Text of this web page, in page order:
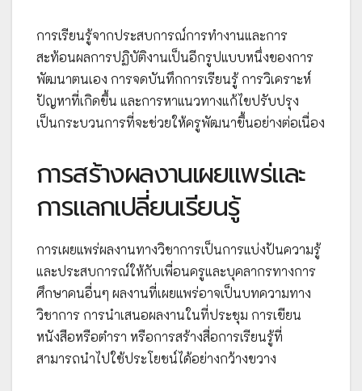
การเรียนรู้จากประสบการณ์การทำงานและการ
สะท้อนผลการปฏิบัติงานเป็นอีกรูปแบบหนึ่งของการ
พัฒนาตนเอง การจดบันทึกการเรียนรู้ การวิเคราะห์
ปัญหาที่เกิดขึ้น และการหาแนวทางแก้ไขปรับปรุง
เป็นกระบวนการที่จะช่วยให้ครูพัฒนาขึ้นอย่างต่อเนื่อง
การสร้างผลงานเผยแพร่และ
การแลกเปลี่ยนเรียนรู้
การเผยแพร่ผลงานทางวิชาการเป็นการแบ่งปันความรู้
และประสบการณ์ให้กับเพื่อนครูและบุคลากรทางการ
ศึกษาคนอื่นๆ ผลงานที่เผยแพร่อาจเป็นบทความทาง
วิชาการ การนำเสนอผลงานในที่ประชุม การเขียน
หนังสือหรือตำรา หรือการสร้างสื่อการเรียนรู้ที่
สามารถนำไปใช้ประโยชน์ได้อย่างกว้างขวาง